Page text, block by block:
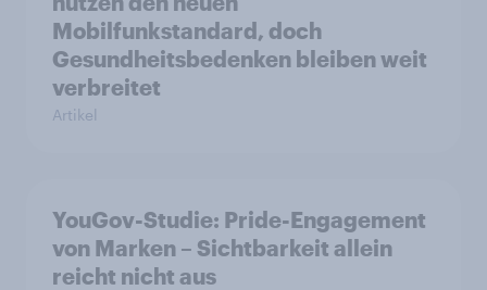
Mobilfunkstandard, doch
Gesundheitsbedenken bleiben weit
verbreitet
Artikel
YouGov-Studie: Pride-Engagement
von Marken – Sichtbarkeit allein
reicht nicht aus